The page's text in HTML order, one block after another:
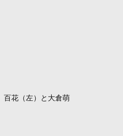
百花（左）と大倉萌